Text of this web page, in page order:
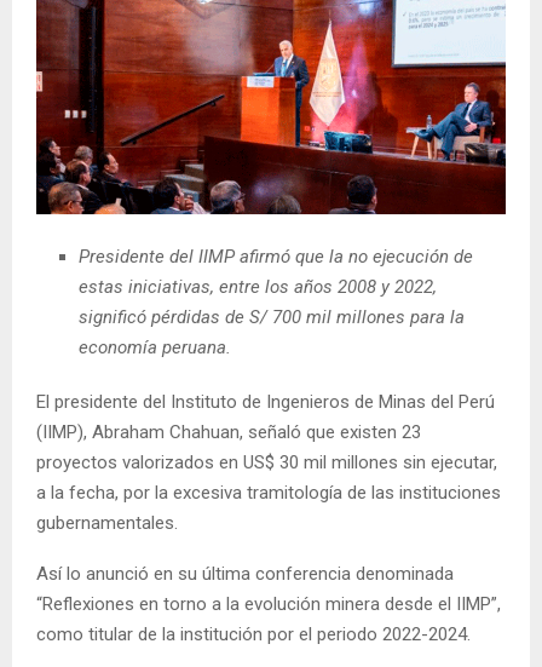
Presidente del IIMP afirmó que la no ejecución de
estas iniciativas, entre los años 2008 y 2022,
significó pérdidas de S/ 700 mil millones para la
economía peruana.
El presidente del Instituto de Ingenieros de Minas del Perú
(IIMP), Abraham Chahuan, señaló que existen 23
proyectos valorizados en US$ 30 mil millones sin ejecutar,
a la fecha, por la excesiva tramitología de las instituciones
gubernamentales.
Así lo anunció en su última conferencia denominada
“Reflexiones en torno a la evolución minera desde el IIMP”,
como titular de la institución por el periodo 2022-2024.